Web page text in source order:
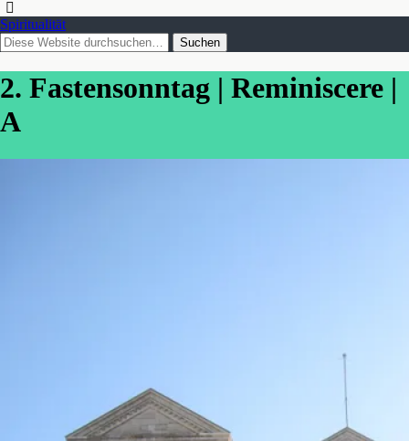
Spiritualität
2. Fastensonntag | Reminiscere |
A